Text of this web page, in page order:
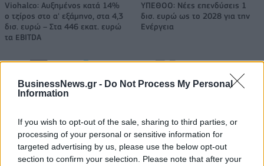
BusinessNews.gr - Do Not Process My Personal
Information
If you wish to opt-out of the sale, sharing to third parties, or
processing of your personal or sensitive information for
targeted advertising by us, please use the below opt-out
section to confirm your selection. Please note that after your
Viohalco: Αυξημένος κατά 14%
ο τζίρος στο α' εξάμηνο, στα 4,3
δισ. ευρώ – Στα 446 εκατ. ευρώ
τα EBITDA
ΥΠΕΘΟΟ: Νέες επενδύσεις 1
δισ. ευρώ ως το 2028 για την
Ενέργεια
Η συμφωνία Arval-Athlon αναδιαμορφώνει την αγορά leasing
VW: Η δύσκολη εξίσωση της
αναδιάρθρωσης
18η συνεχόμενη χρονιά για τον
ΟΤΕ στη διεθνή σειρά δεικτών
FTSE4Good